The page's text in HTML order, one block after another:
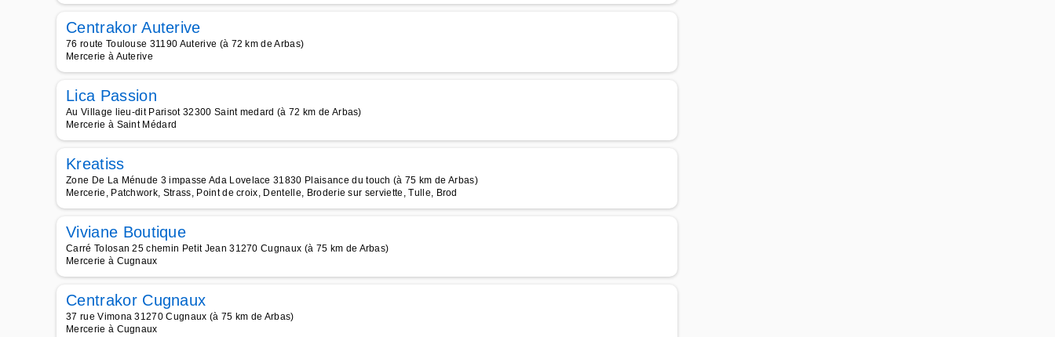
Centrakor Auterive
76 route Toulouse 31190 Auterive (à 72 km de Arbas)
Mercerie à Auterive
Lica Passion
Au Village lieu-dit Parisot 32300 Saint medard (à 72 km de Arbas)
Mercerie à Saint Médard
Kreatiss
Zone De La Ménude 3 impasse Ada Lovelace 31830 Plaisance du touch (à 75 km de Arbas)
Mercerie, Patchwork, Strass, Point de croix, Dentelle, Broderie sur serviette, Tulle, Brod
Viviane Boutique
Carré Tolosan 25 chemin Petit Jean 31270 Cugnaux (à 75 km de Arbas)
Mercerie à Cugnaux
Centrakor Cugnaux
37 rue Vimona 31270 Cugnaux (à 75 km de Arbas)
Mercerie à Cugnaux